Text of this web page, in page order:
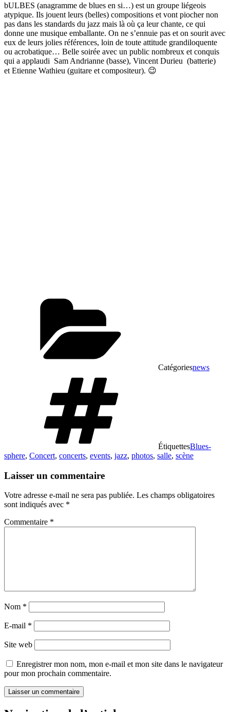
bULBES (anagramme de blues en si…) est un groupe liégeois
atypique. Ils jouent leurs (belles) compositions et vont piocher non
pas dans les standards du jazz mais là où ça leur chante, ce qui
donne une musique emballante. On ne s’ennuie pas et on sourit avec
eux de leurs jolies références, loin de toute attitude grandiloquente
ou acrobatique… Belle soirée avec un public nombreux et conquis
qui a applaudi Sam Andrianne (basse), Vincent Durieu (batterie)
et Etienne Wathieu (guitare et compositeur). 😉
Catégoriesnews
ÉtiquettesBlues-
sphere, Concert, concerts, events, jazz, photos, salle, scène
Laisser un commentaire
Votre adresse e-mail ne sera pas publiée. Les champs obligatoires
sont indiqués avec *
Commentaire *
Nom *
E-mail *
Site web
Enregistrer mon nom, mon e-mail et mon site dans le navigateur
pour mon prochain commentaire.